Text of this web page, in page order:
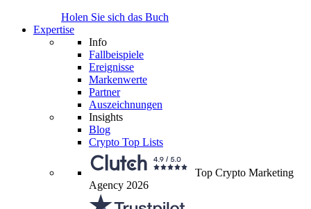
Holen Sie sich das Buch
Expertise
Info
Fallbeispiele
Ereignisse
Markenwerte
Partner
Auszeichnungen
Insights
Blog
Crypto Top Lists
Top Crypto Marketing
Agency 2026